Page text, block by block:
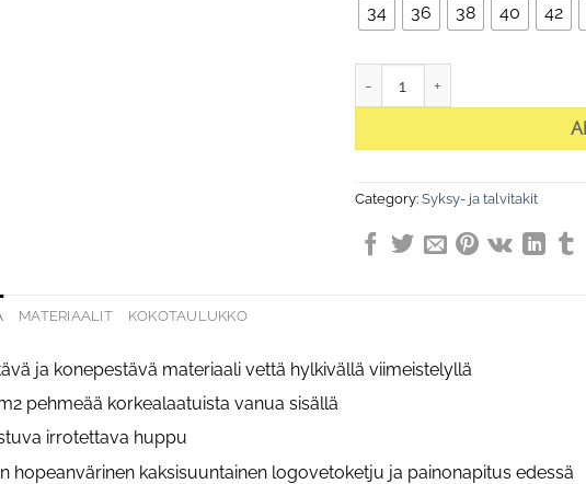
34 36 38 40 42
Category: Syksy- ja talvitakit
MATERIAALIT KOKOTAULUKKO
ja konepestävä materiaali vettä hylkivällä viimeistelyllä
pehmeää korkealaatuista vanua sisällä
irrotettava huppu
hopeanvärinen kaksisuuntainen logovetoketju ja painonapitus edessä